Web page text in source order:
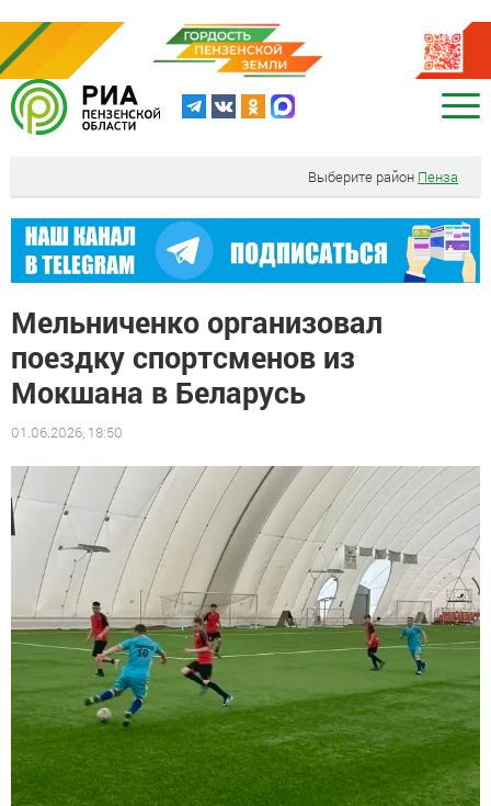
Выберите район Пенза
Мельниченко организовал
поездку спортсменов из
Мокшана в Беларусь
01.06.2026, 18:50